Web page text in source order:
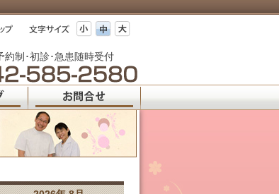
約制･初診･急患随時受付